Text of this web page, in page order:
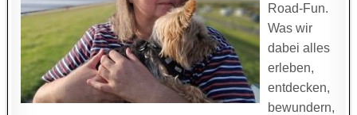
Road-Fun.
Was wir
dabei alles
erleben,
entdecken,
bewundern,